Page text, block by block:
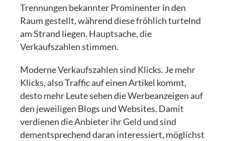
Trennungen bekannter Prominenter in den
Raum gestellt, während diese fröhlich turtelnd
am Strand liegen. Hauptsache, die
Verkaufszahlen stimmen.
Moderne Verkaufszahlen sind Klicks. Je mehr
Klicks, also Traffic auf einen Artikel kommt,
desto mehr Leute sehen die Werbeanzeigen auf
den jeweiligen Blogs und Websites. Damit
verdienen die Anbieter ihr Geld und sind
dementsprechend daran interessiert, möglichst